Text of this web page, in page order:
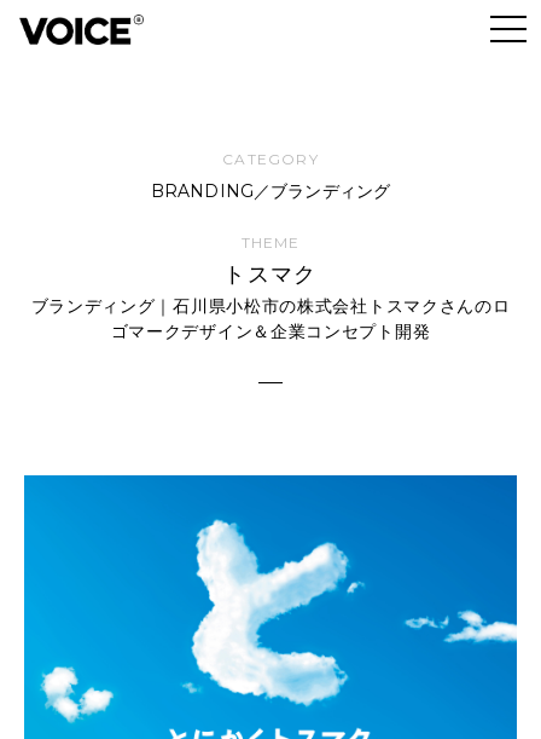
BRANDING／ブランディング
トスマク
ブランディング｜石川県小松市の株式会社トスマクさんのロ
ゴマークデザイン＆企業コンセプト開発